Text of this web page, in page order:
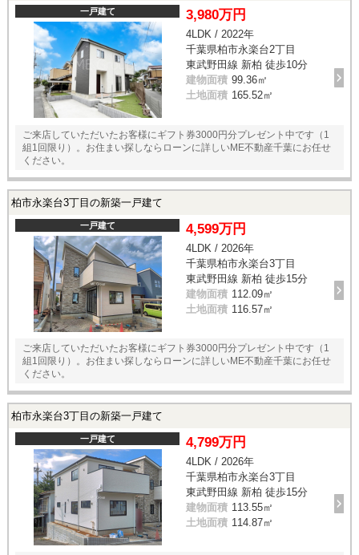
一戸建て 3,980万円
4LDK / 2022年
千葉県柏市永楽台2丁目
東武野田線 新柏 徒歩10分
建物面積 99.36㎡
土地面積 165.52㎡
ご来店していただいたお客様にギフト券3000円分プレゼント中です（1
組1回限り）。お住まい探しならローンに詳しいME不動産千葉にお任せ
ください。
柏市永楽台3丁目の新築一戸建て
一戸建て 4,599万円
4LDK / 2026年
千葉県柏市永楽台3丁目
東武野田線 新柏 徒歩15分
建物面積 112.09㎡
土地面積 116.57㎡
ご来店していただいたお客様にギフト券3000円分プレゼント中です（1
組1回限り）。お住まい探しならローンに詳しいME不動産千葉にお任せ
ください。
柏市永楽台3丁目の新築一戸建て
一戸建て 4,799万円
4LDK / 2026年
千葉県柏市永楽台3丁目
東武野田線 新柏 徒歩15分
建物面積 113.55㎡
土地面積 114.87㎡